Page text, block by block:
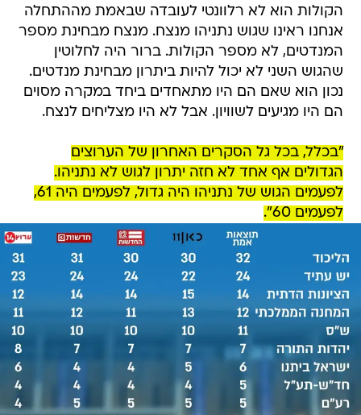
הקולות הוא לא רלוונטי לעובדה שבאמת מההתחלה
אנחנו ראינו שגוש נתניהו מנצח. מנצח מבחינת מספר
המנדטים, לא מספר הקולות. ברור היה לחלוטין
שהגוש השני לא יכול להיות ביתרון מבחינת מנדטים.
נכון הוא שאם הם היו מתאחדים ביחד במקרה מסוים
הם היו מגיעים לשוויון. אבל לא היו מצליחים לנצח.
"בכלל, בכל גל הסקרים האחרון של הערוצים
הגדולים אף אחד לא חזה יתרון לגוש לא נתניהו.
לפעמים הגוש של נתניהו היה גדול, לפעמים היה 61,
לפעמים 60".